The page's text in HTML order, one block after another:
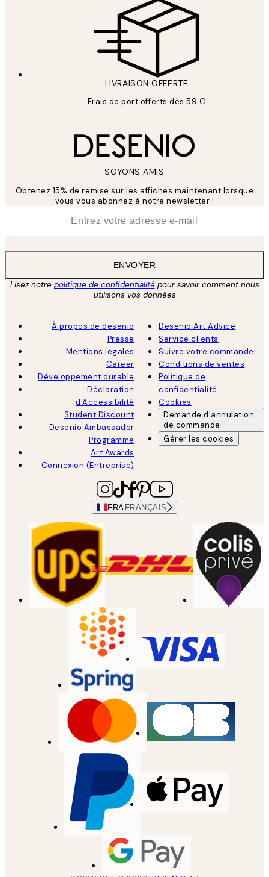
LIVRAISON OFFERTE
Frais de port offerts dès 59 €
SOYONS AMIS
Obtenez 15% de remise sur les affiches maintenant lorsque
vous vous abonnez à notre newsletter !
ENVOYER
Lisez notre politique de confidentialitépour savoir comment nous
utilisons vos données
À propos de desenio
Presse
Mentions légales
Career
Développement durable
Déclaration
d'Accessibilité
Student Discount
Desenio Ambassador
Programme
Art Awards
Connexion (Entreprise)
Desenio Art Advice
Service clients
Suivre votre commande
Conditions de ventes
Politique de
confidentialité
Cookies
Demande d'annulation
de commande
Gérer les cookies
FRA FRANÇAIS